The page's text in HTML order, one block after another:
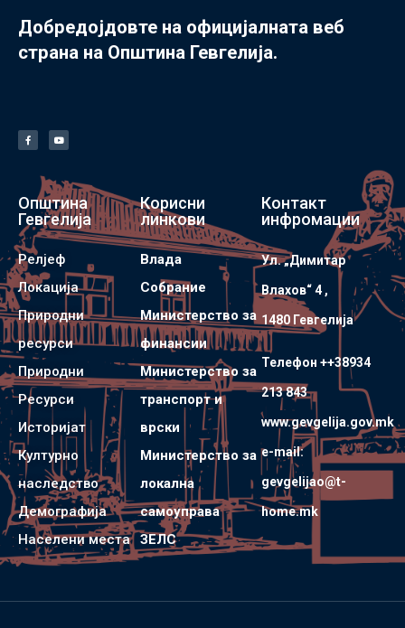
Добредојдовте на официјалната веб
страна на Општина Гевгелија.
Општина
Гевгелија
Релјеф
Локација
Природни
ресурси
Природни
Ресурси
Историјат
Културно
наследство
Демографија
Населени места
Корисни
линкови
Влада
Собрание
Министерство за
финансии
Министерство за
транспорт и
врски
Министерство за
локална
самоуправа
ЗЕЛС
Контакт
инфромации
Ул. „Димитар
Влахов“ 4 ,
1480 Гевгелијa
Телефон ++38934
213 843
www.gevgelija.gov.mk
e-mail:
gevgelijao@t-
home.mk